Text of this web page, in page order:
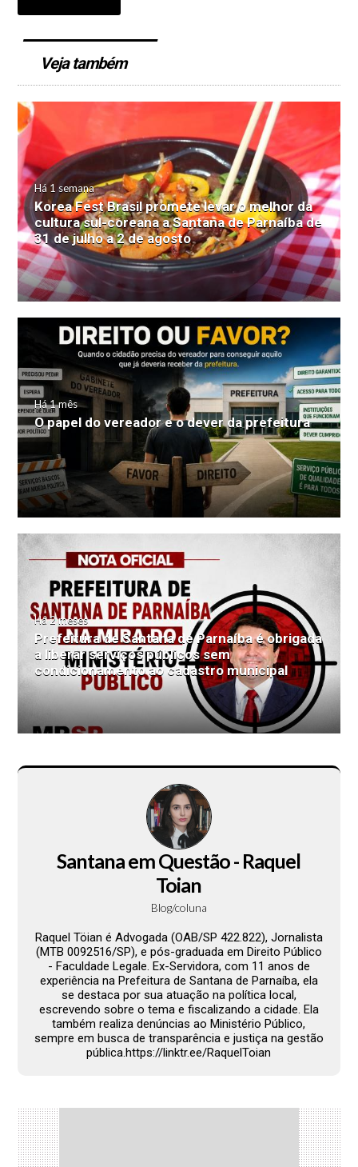
Veja também
Há 1 semana
Korea Fest Brasil promete levar o melhor da
cultura sul-coreana a Santana de Parnaíba de
31 de julho a 2 de agosto
Há 1 mês
O papel do vereador e o dever da prefeitura
Há 2 meses
Prefeitura de Santana de Parnaíba é obrigada
a liberar serviços públicos sem
condicionamento ao cadastro municipal
Santana em Questão - Raquel
Toian
Blog/coluna
Raquel Töian é Advogada (OAB/SP 422.822), Jornalista
(MTB 0092516/SP), e pós-graduada em Direito Público
- Faculdade Legale. Ex-Servidora, com 11 anos de
experiência na Prefeitura de Santana de Parnaíba, ela
se destaca por sua atuação na política local,
escrevendo sobre o tema e fiscalizando a cidade. Ela
também realiza denúncias ao Ministério Público,
sempre em busca de transparência e justiça na gestão
pública.https://linktr.ee/RaquelToian